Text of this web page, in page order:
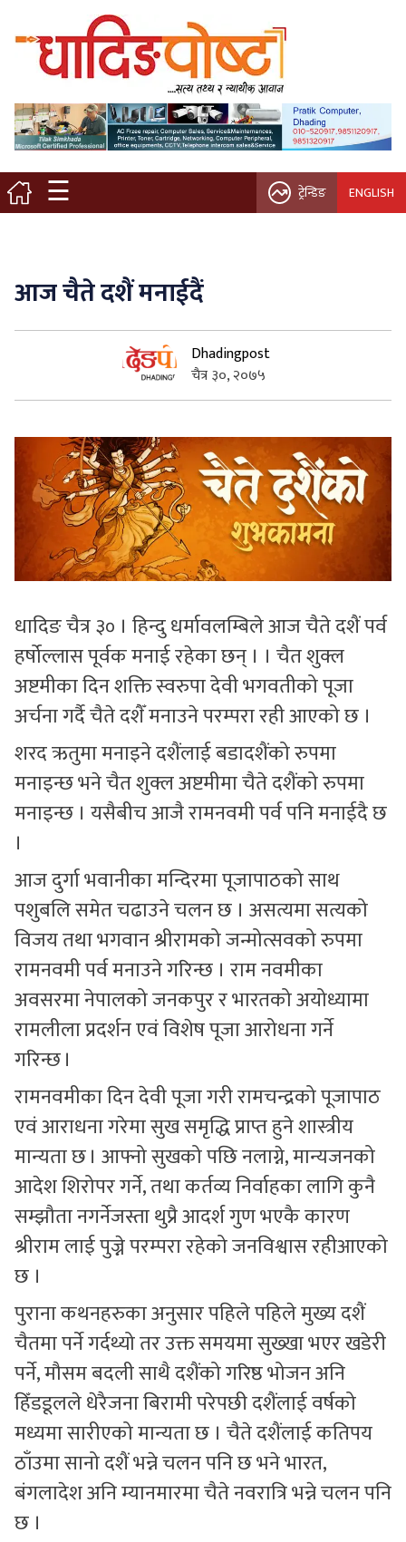
☰
मुख्य पृष्ठ
स्थानीय समाचार
विचार / ब्लग
नगर/गाउँ पालिका
प्रवास
सुचनाहरु
स्वास्थ्य
ट्रेन्डिङ ENGLISH
आज चैते दशैं मनाईदैं
Dhadingpost
चैत्र ३०, २०७५
धादिङ चैत्र ३० । हिन्दु धर्मावलम्बिले आज चैते दशैं पर्व
हर्षोल्लास पूर्वक मनाई रहेका छन् । । चैत शुक्ल
अष्टमीका दिन शक्ति स्वरुपा देवी भगवतीको पूजा
अर्चना गर्दै चैते दशैँ मनाउने परम्परा रही आएको छ ।
शरद ऋतुमा मनाइने दशैंलाई बडादशैंको रुपमा
मनाइन्छ भने चैत शुक्ल अष्टमीमा चैते दशैंको रुपमा
मनाइन्छ । यसैबीच आजै रामनवमी पर्व पनि मनाईदै छ
।
आज दुर्गा भवानीका मन्दिरमा पूजापाठको साथ
पशुबलि समेत चढाउने चलन छ । असत्यमा सत्यको
विजय तथा भगवान श्रीरामको जन्मोत्सवको रुपमा
रामनवमी पर्व मनाउने गरिन्छ । राम नवमीका
अवसरमा नेपालको जनकपुर र भारतको अयोध्यामा
रामलीला प्रदर्शन एवं विशेष पूजा आरोधना गर्ने
गरिन्छ ।
रामनवमीका दिन देवी पूजा गरी रामचन्द्रको पूजापाठ
एवं आराधना गरेमा सुख समृद्धि प्राप्त हुने शास्त्रीय
मान्यता छ । आफ्नो सुखको पछि नलाग्ने, मान्यजनको
आदेश शिरोपर गर्ने, तथा कर्तव्य निर्वाहका लागि कुनै
सम्झौता नगर्नेजस्ता थुप्रै आदर्श गुण भएकै कारण
श्रीराम लाई पुज्ने परम्परा रहेको जनविश्वास रहीआएको
छ ।
पुराना कथनहरुका अनुसार पहिले पहिले मुख्य दशैं
चैतमा पर्ने गर्दथ्यो तर उक्त समयमा सुख्खा भएर खडेरी
पर्ने, मौसम बदली साथै दशैंको गरिष्ठ भोजन अनि
हिँडडूलले धेरैजना बिरामी परेपछी दशैंलाई वर्षको
मध्यमा सारीएको मान्यता छ । चैते दशैंलाई कतिपय
ठाँउमा सानो दशैं भन्ने चलन पनि छ भने भारत,
बंगलादेश अनि म्यानमारमा चैते नवरात्रि भन्ने चलन पनि
छ ।